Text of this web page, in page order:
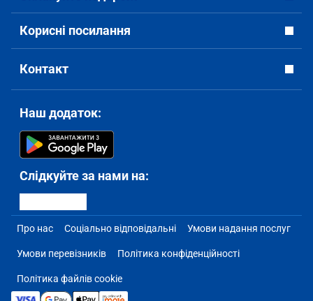
Корисні посилання
Контакт
Наш додаток:
Слідкуйте за нами на:
Про нас Соціально відповідальні Умови надання послуг
Умови перевізників Політика конфіденційності
Політика файлів cookie